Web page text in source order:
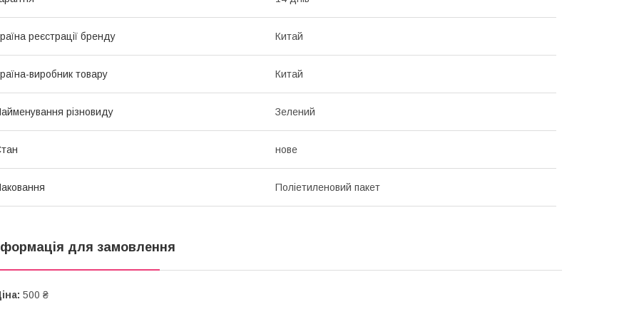
реєстрації бренду Китай
виробник товару Китай
різновиду Зелений
нове
Поліетиленовий пакет
для замовлення
500 ₴